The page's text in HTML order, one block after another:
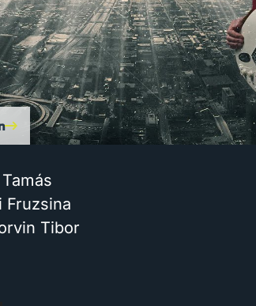
Fruzsina
Tibor